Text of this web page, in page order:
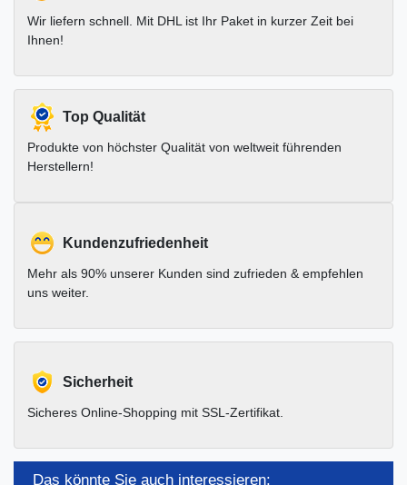
Wir liefern schnell. Mit DHL ist Ihr Paket in kurzer Zeit bei
Ihnen!
Top Qualität
Produkte von höchster Qualität von weltweit führenden
Herstellern!
Kundenzufriedenheit
Mehr als 90% unserer Kunden sind zufrieden & empfehlen
uns weiter.
Sicherheit
Sicheres Online-Shopping mit SSL-Zertifikat.
Das könnte Sie auch interessieren: